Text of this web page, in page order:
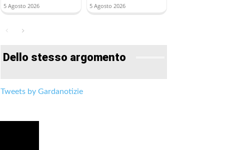
5 Agosto 2026 5 Agosto 2026
Dello stesso argomento
Tweets by Gardanotizie